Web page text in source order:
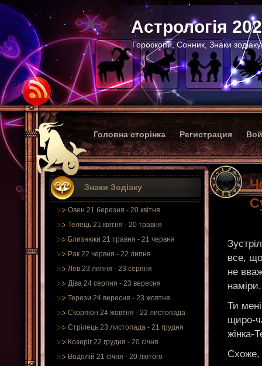
Астрологія
Гороскопи, Сонник, Знаки
Головна сторінка Регистрация
Знаки Зодіаку
Овен 21 березня - 20 квітня
Телець 21 квітня - 20 травня
Близнюки 21 травня - 21 червня
Рак 22 червня - 22 липня
Лев 23 липня - 23 серпня
Діва 24 серпня - 23 вересня
Терези 24 вересня - 23 жовтня
Скорпіон 24 жовтня - 22 листопада
Стрілець 23 листопада - 21 грудня
Козеріг 22 грудня - 20 січня
Водолій 21 січня - 20 лютого
все,
не
Ти
щиро-
жінка-
Схоже,